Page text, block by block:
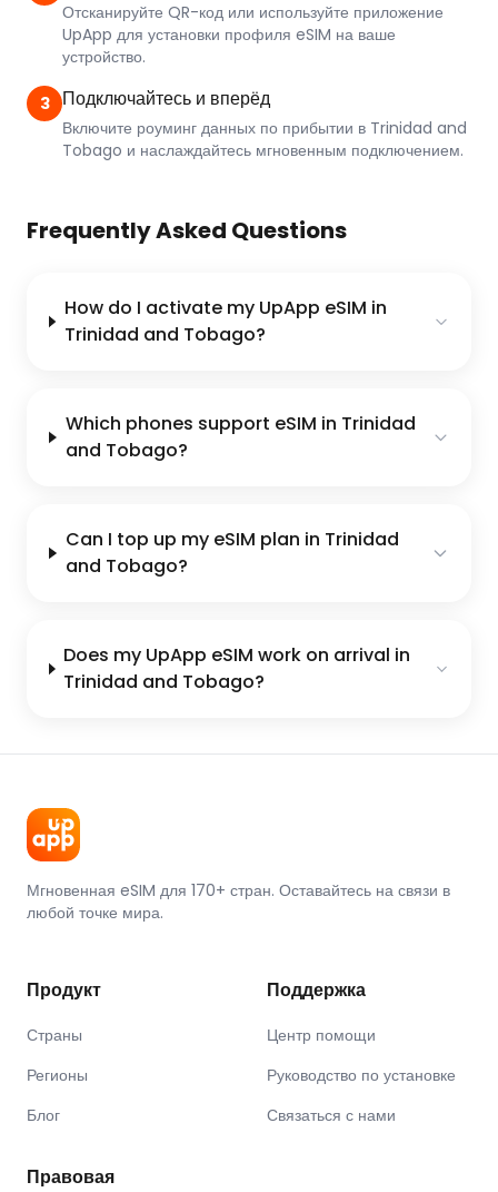
Отсканируйте QR-код или используйте приложение
UpApp для установки профиля eSIM на ваше
устройство.
3 Подключайтесь и вперёд
Включите роуминг данных по прибытии в Trinidad and
Tobago и наслаждайтесь мгновенным подключением.
Frequently Asked Questions
How do I activate my UpApp eSIM in
Trinidad and Tobago?
Which phones support eSIM in Trinidad
and Tobago?
Can I top up my eSIM plan in Trinidad
and Tobago?
Does my UpApp eSIM work on arrival in
Trinidad and Tobago?
Мгновенная eSIM для 170+ стран. Оставайтесь на связи в
любой точке мира.
Продукт
Страны
Регионы
Блог
Поддержка
Центр помощи
Руководство по установке
Связаться с нами
Правовая